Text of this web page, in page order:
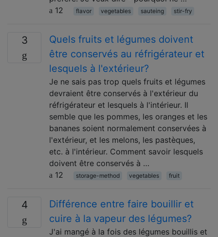
12
flavor vegetables sauteing stir-fry
3
Quels fruits et légumes doivent
être conservés au réfrigérateur et
lesquels à l'extérieur?
Je ne sais pas trop quels fruits et légumes
devraient être conservés à l'extérieur du
réfrigérateur et lesquels à l'intérieur. Il
semble que les pommes, les oranges et les
bananes soient normalement conservées à
l'extérieur, et les melons, les pastèques,
etc. à l'intérieur. Comment savoir lesquels
doivent être conservés à …
12
storage-method vegetables fruit
4
Différence entre faire bouillir et
cuire à la vapeur des légumes?
J'ai mangé à la fois des légumes bouillis et